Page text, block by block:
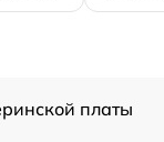
платы